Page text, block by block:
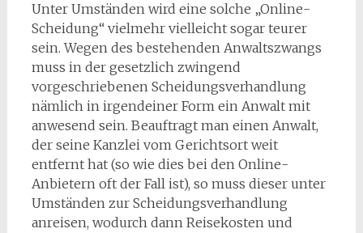
Unter Umständen wird eine solche „Online-
Scheidung“ vielmehr vielleicht sogar teurer
sein. Wegen des bestehenden Anwaltszwangs
muss in der gesetzlich zwingend
vorgeschriebenen Scheidungsverhandlung
nämlich in irgendeiner Form ein Anwalt mit
anwesend sein. Beauftragt man einen Anwalt,
der seine Kanzlei vom Gerichtsort weit
entfernt hat (so wie dies bei den Online-
Anbietern oft der Fall ist), so muss dieser unter
Umständen zur Scheidungsverhandlung
anreisen, wodurch dann Reisekosten und